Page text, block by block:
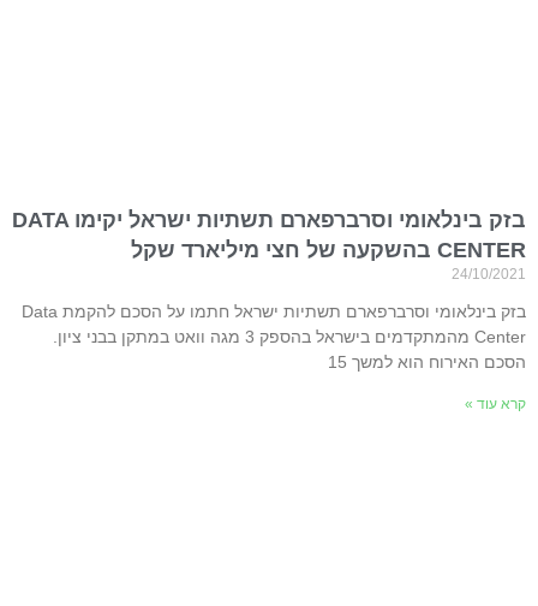
בזק בינלאומי וסרברפארם תשתיות ישראל יקימו DATA
CENTER בהשקעה של חצי מיליארד שקל
24/10/2021
בזק בינלאומי וסרברפארם תשתיות ישראל חתמו על הסכם להקמת Data
Center מהמתקדמים בישראל בהספק 3 מגה וואט במתקן בבני ציון.
הסכם האירוח הוא למשך 15
קרא עוד »